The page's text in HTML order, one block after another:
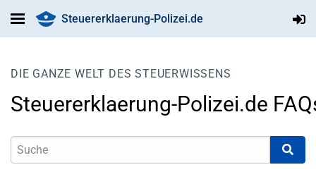
Steuererklaerung-Polizei.de
DIE GANZE WELT DES STEUERWISSENS
Steuererklaerung-Polizei.de